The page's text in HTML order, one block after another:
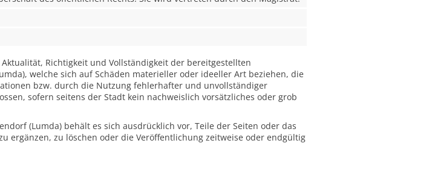
Richtigkeit und Vollständigkeit der bereitgestellten
welche sich auf Schäden materieller oder ideeller Art beziehen, die
bzw. durch die Nutzung fehlerhafter und unvollständiger
sofern seitens der Stadt kein nachweislich vorsätzliches oder grob
(Lumda) behält es sich ausdrücklich vor, Teile der Seiten oder das
ergänzen, zu löschen oder die Veröffentlichung zeitweise oder endgültig